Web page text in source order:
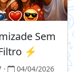
Sem
⚡
· 04/04/2026